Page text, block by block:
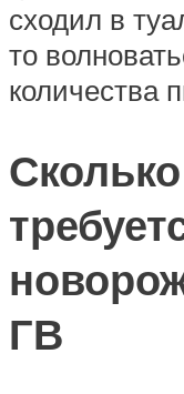
сходил в
то
количества
ГВ